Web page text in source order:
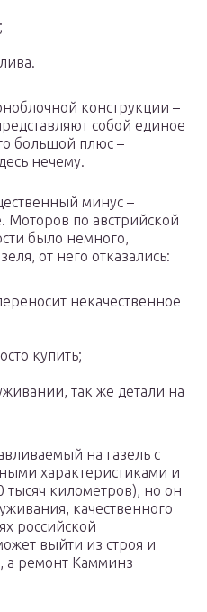
конструкции –
собой единое
большой плюс –
нечему.
минус –
Моторов по австрийской
было немного,
от него отказались:
некачественное
купить;
так же детали на
на газель с
характеристиками и
километров), но он
качественного
российской
выйти из строя и
а ремонт Камминз